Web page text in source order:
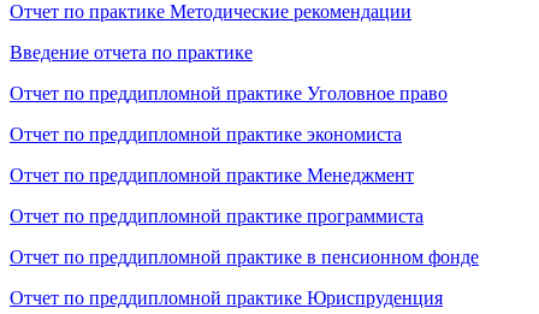
Отчет по практике Методические рекомендации
Введение отчета по практике
Отчет по преддипломной практике Уголовное право
Отчет по преддипломной практике экономиста
Отчет по преддипломной практике Менеджмент
Отчет по преддипломной практике программиста
Отчет по преддипломной практике в пенсионном фонде
Отчет по преддипломной практике Юриспруденция